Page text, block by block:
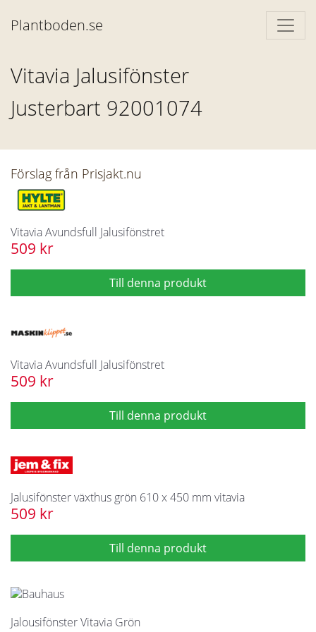
Plantboden.se
Vitavia Jalusifönster
Justerbart 92001074
Förslag från Prisjakt.nu
Vitavia Avundsfull Jalusifönstret
509 kr
Vitavia Avundsfull Jalusifönstret
509 kr
Jalusifönster växthus grön 610 x 450 mm vitavia
509 kr
Jalousifönster Vitavia Grön